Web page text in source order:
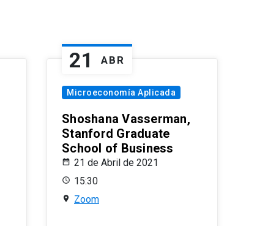
21 ABR
Microeconomía Aplicada
Shoshana Vasserman,
Stanford Graduate
School of Business
21 de Abril de 2021
15:30
Zoom